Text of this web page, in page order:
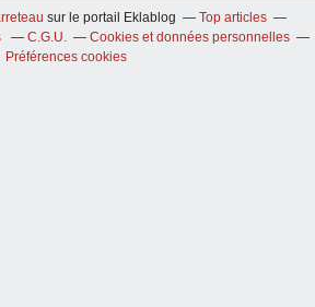
sur le portail Eklablog
Top articles
C.G.U.
Cookies et données personnelles
Préférences cookies